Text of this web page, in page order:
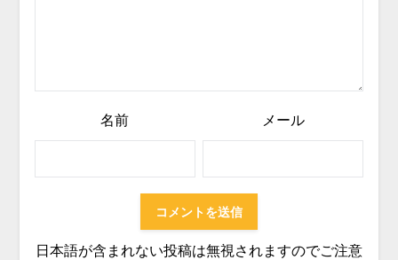
名前 メール
日本語が含まれない投稿は無視されますのでご注意